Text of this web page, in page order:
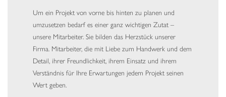
Um ein Projekt von vorne bis hinten zu planen und
umzusetzen bedarf es einer ganz wichtigen Zutat –
unsere Mitarbeiter. Sie bilden das Herzstück unserer
Firma. Mitarbeiter, die mit Liebe zum Handwerk und dem
Detail, ihrer Freundlichkeit, ihrem Einsatz und ihrem
Verständnis für Ihre Erwartungen jedem Projekt seinen
Wert geben.